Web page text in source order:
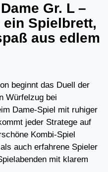
Gr. L –
Spielbrett,
aus edlem
beginnt das Duell der
Würfelzug bei
Dame-Spiel mit ruhiger
jeder Stratege auf
Kombi-Spiel
auch erfahrene Spieler
mit klarem